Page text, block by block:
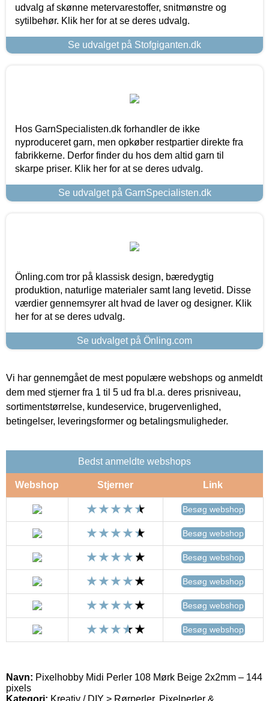
udvalg af skønne metervarestoffer, snitmønstre og
sytilbehør. Klik her for at se deres udvalg.
Se udvalget på Stofgiganten.dk
Hos GarnSpecialisten.dk forhandler de ikke
nyproduceret garn, men opkøber restpartier direkte fra
fabrikkerne. Derfor finder du hos dem altid garn til
skarpe priser. Klik her for at se deres udvalg.
Se udvalget på GarnSpecialisten.dk
Önling.com tror på klassisk design, bæredygtig
produktion, naturlige materialer samt lang levetid. Disse
værdier gennemsyrer alt hvad de laver og designer. Klik
her for at se deres udvalg.
Se udvalget på Önling.com
Vi har gennemgået de mest populære webshops og anmeldt
dem med stjerner fra 1 til 5 ud fra bl.a. deres prisniveau,
sortimentstørrelse, kundeservice, brugervenlighed,
betingelser, leveringsformer og betalingsmuligheder.
Bedst anmeldte webshops
Webshop Stjerner Link
Besøg webshop
Besøg webshop
Besøg webshop
Besøg webshop
Besøg webshop
Besøg webshop
Navn: Pixelhobby Midi Perler 108 Mørk Beige 2x2mm – 144
pixels
Kategori: Kreativ / DIY > Rørperler, Pixelperler &